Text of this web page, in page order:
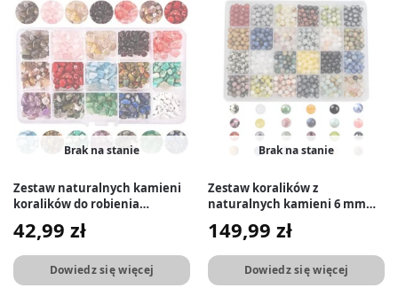
Brak na stanie
Zestaw naturalnych kamieni
koralików do robienia
biżuterii 600 szt.
42,99 zł
Dowiedz się więcej
Brak na stanie
Zestaw koralików z
naturalnych kamieni 6 mm
149,99 zł
Dowiedz się więcej